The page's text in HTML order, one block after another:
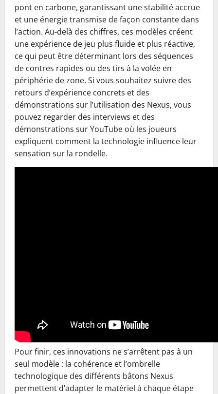
pont en carbone, garantissant une stabilité accrue
et une énergie transmise de façon constante dans
l’action. Au-delà des chiffres, ces modèles créent
une expérience de jeu plus fluide et plus réactive,
ce qui peut être déterminant lors des séquences
de contres rapides ou des tirs à la volée en
périphérie de zone. Si vous souhaitez suivre des
retours d’expérience concrets et des
démonstrations sur l’utilisation des Nexus, vous
pouvez regarder des interviews et des
démonstrations sur YouTube où les joueurs
expliquent comment la technologie influence leur
sensation sur la rondelle.
Pour finir, ces innovations ne s’arrêtent pas à un
seul modèle : la cohérence et l’ombrelle
technologique des différents bâtons Nexus
permettent d’adapter le matériel à chaque étape